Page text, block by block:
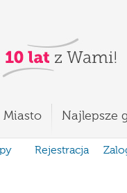
Miasto Najlepsze
Rejestracja